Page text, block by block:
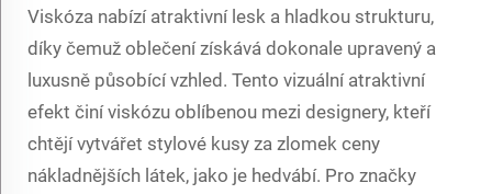
Viskóza nabízí atraktivní lesk a hladkou strukturu,
díky čemuž oblečení získává dokonale upravený a
luxusně působící vzhled. Tento vizuální atraktivní
efekt činí viskózu oblíbenou mezi designery, kteří
chtějí vytvářet stylové kusy za zlomek ceny
nákladnějších látek, jako je hedvábí. Pro značky